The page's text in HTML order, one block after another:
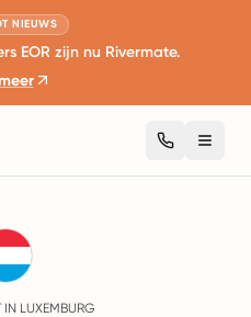
NIEUWS
EOR zijn nu Rivermate.
IN LUXEMBURG